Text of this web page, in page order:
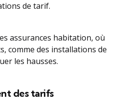
de tarif.
assurances habitation, où
comme des installations de
les hausses.
des tarifs